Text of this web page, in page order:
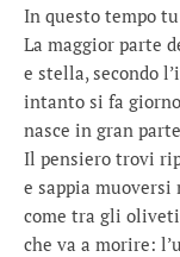
In questo tempo
La maggior parte
e stella, secondo
intanto si fa
nasce in gran
Il pensiero trovi
e sappia
come tra gli
che va a morire: